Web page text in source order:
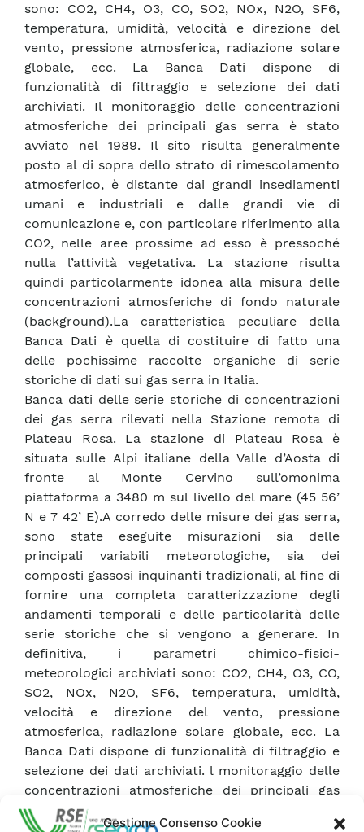
Gestione Consenso Cookie
sono: CO2, CH4, O3, CO, SO2, NOx, N2O, SF6,
temperatura, umidità, velocità e direzione del
vento, pressione atmosferica, radiazione solare
globale, ecc. La Banca Dati dispone di
funzionalità di filtraggio e selezione dei dati
archiviati. Il monitoraggio delle concentrazioni
atmosferiche dei principali gas serra è stato
avviato nel 1989. Il sito risulta generalmente
posto al di sopra dello strato di rimescolamento
atmosferico, è distante dai grandi insediamenti
umani e industriali e dalle grandi vie di
comunicazione e, con particolare riferimento alla
CO2, nelle aree prossime ad esso è pressoché
nulla l’attività vegetativa. La stazione risulta
quindi particolarmente idonea alla misura delle
concentrazioni atmosferiche di fondo naturale
(background).La caratteristica peculiare della
Banca Dati è quella di costituire di fatto una
delle pochissime raccolte organiche di serie
storiche di dati sui gas serra in Italia.
Banca dati delle serie storiche di concentrazioni
dei gas serra rilevati nella Stazione remota di
Plateau Rosa. La stazione di Plateau Rosa è
situata sulle Alpi italiane della Valle d’Aosta di
fronte al Monte Cervino sull’omonima
piattaforma a 3480 m sul livello del mare (45 56’
N e 7 42’ E).A corredo delle misure dei gas serra,
sono state eseguite misurazioni sia delle
principali variabili meteorologiche, sia dei
composti gassosi inquinanti tradizionali, al fine di
fornire una completa caratterizzazione degli
andamenti temporali e delle particolarità delle
serie storiche che si vengono a generare. In
definitiva, i parametri chimico-fisici-
meteorologici archiviati sono: CO2, CH4, O3, CO,
SO2, NOx, N2O, SF6, temperatura, umidità,
velocità e direzione del vento, pressione
atmosferica, radiazione solare globale, ecc. La
Banca Dati dispone di funzionalità di filtraggio e
selezione dei dati archiviati. l monitoraggio delle
concentrazioni atmosferiche dei principali gas
serra è stato avviato nel 1989. Il sito risulta